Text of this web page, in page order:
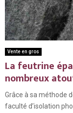
Vente en gros
La feutrine
nombreux
Grâce à sa méthode
faculté d’isolation